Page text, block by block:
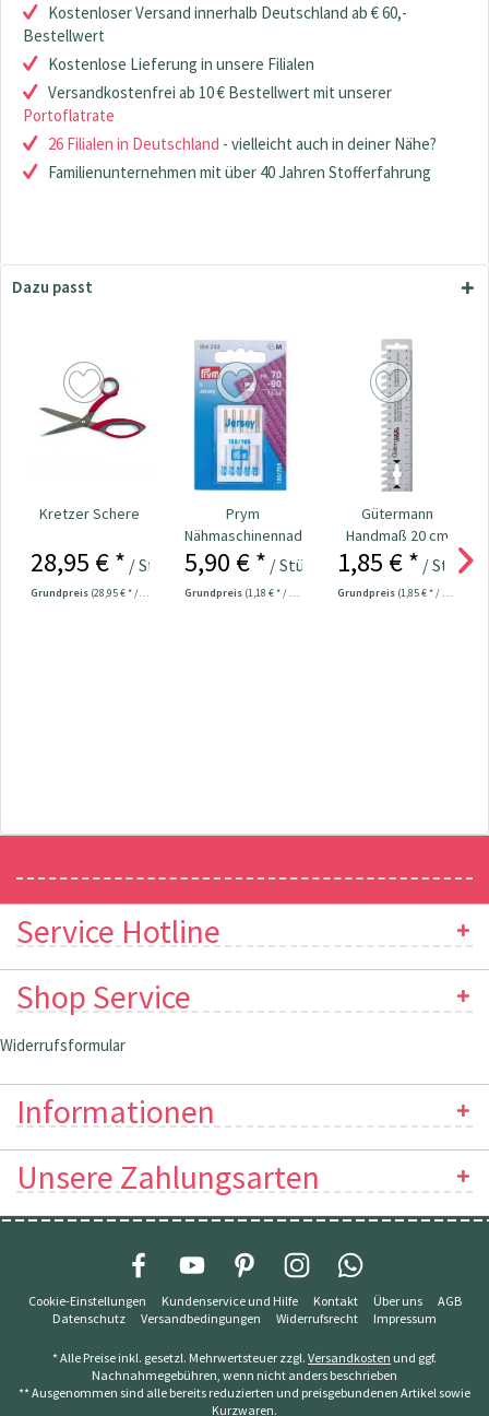
Kostenloser Versand innerhalb Deutschland ab € 60,-
Bestellwert
Kostenlose Lieferung in unsere Filialen
Versandkostenfrei ab 10 € Bestellwert mit unserer
Portoflatrate
26 Filialen in Deutschland - vielleicht auch in deiner Nähe?
Familienunternehmen mit über 40 Jahren Stofferfahrung
Dazu passt
Kretzer Schere
28,95 € * / Stück
Grundpreis (28,95 € * / 1 Stück)
Prym
Nähmaschinennadeln
130/705 Jersey
5,90 € * / Stück
Grundpreis (1,18 € * / 1 Stück)
Gütermann
Handmaß 20 cm
Nr. 705560
1,85 € * / Stück
Grundpreis (1,85 € * / 1 Stück)
Service Hotline
Shop Service
Widerrufsformular
Informationen
Unsere Zahlungsarten
Cookie-Einstellungen Kundenservice und Hilfe Kontakt Über uns
AGB
Datenschutz
Versandbedingungen Widerrufsrecht Impressum
* Alle Preise inkl. gesetzl. Mehrwertsteuer zzgl. Versandkosten und ggf.
Nachnahmegebühren, wenn nicht anders beschrieben
** Ausgenommen sind alle bereits reduzierten und preisgebundenen Artikel sowie
Kurzwaren.